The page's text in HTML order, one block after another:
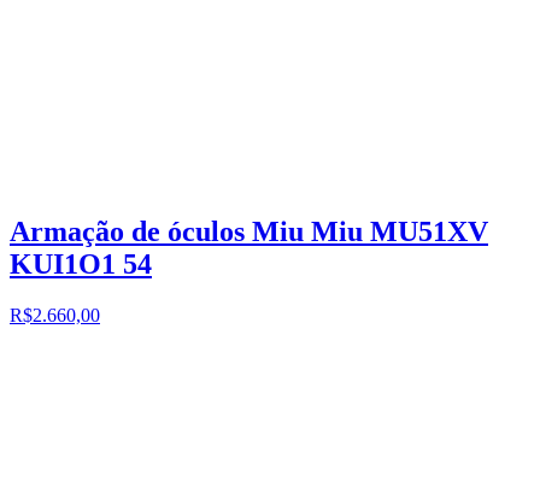
Armação de óculos Miu Miu MU51XV
KUI1O1 54
R$2.660,00